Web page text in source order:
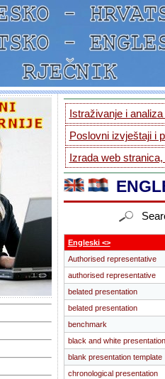
Istraživanje i
Poslovni izvještaji i
Izrada web
Engleski <>
Authorised representative
authorised representative
belated presentation
belated presentation
benchmark
black and white
blank presentation template
chronological presentation